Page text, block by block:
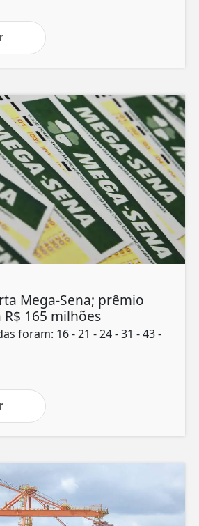
Mega-Sena; prêmio
165 milhões
foram: 16 - 21 - 24 - 31 - 43 -